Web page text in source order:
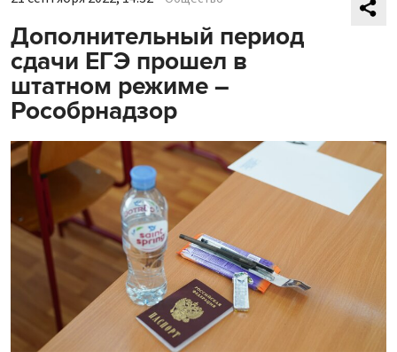
Дополнительный период
сдачи ЕГЭ прошел в
штатном режиме –
Рособрнадзор